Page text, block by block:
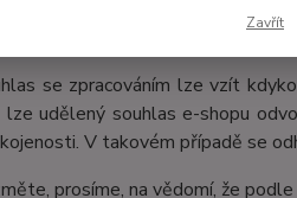
údaje nebudou předány mimo
se zpracováním lze vzít
lze udělený souhlas e-shopu
V takovém případě se
prosíme, na vědomí, že
Zavřít